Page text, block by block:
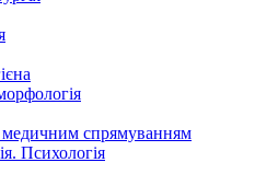
медичним спрямуванням
Психологія